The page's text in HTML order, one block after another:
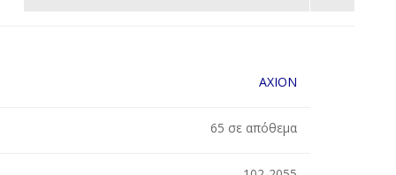
AXION
65 σε απόθεμα